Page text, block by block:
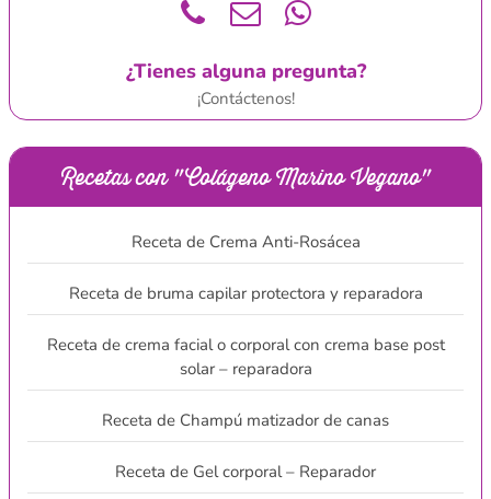
¿Tienes alguna pregunta?
¡Contáctenos!
Recetas con "Colágeno Marino Vegano"
Receta de Crema Anti-Rosácea
Receta de bruma capilar protectora y reparadora
Receta de crema facial o corporal con crema base post
solar – reparadora
Receta de Champú matizador de canas
Receta de Gel corporal – Reparador